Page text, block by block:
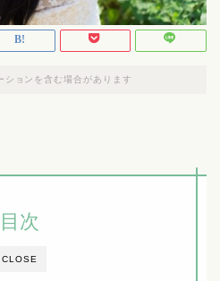
ションを含む場合があります
CLOSE
目次